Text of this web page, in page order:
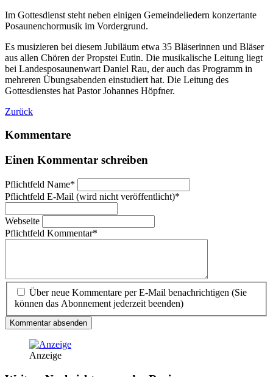
Im Gottesdienst steht neben einigen Gemeindeliedern konzertante
Posaunenchormusik im Vordergrund.
Es musizieren bei diesem Jubiläum etwa 35 Bläserinnen und Bläser
aus allen Chören der Propstei Eutin. Die musikalische Leitung liegt
bei Landesposaunenwart Daniel Rau, der auch das Programm in
mehreren Übungsabenden einstudiert hat. Die Leitung des
Gottesdienstes hat Pastor Johannes Höpfner.
Zurück
Kommentare
Einen Kommentar schreiben
Pflichtfeld Name*
Pflichtfeld E-Mail (wird nicht veröffentlicht)*
Webseite
Pflichtfeld Kommentar*
Über neue Kommentare per E-Mail benachrichtigen (Sie
können das Abonnement jederzeit beenden)
Kommentar absenden
Anzeige